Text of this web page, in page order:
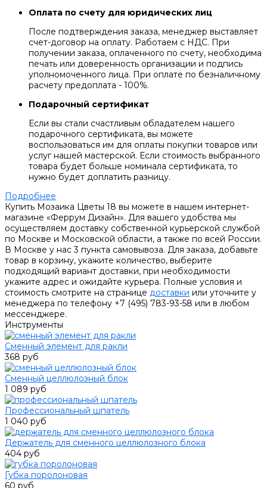
Оплата по счету для юридических лиц
После подтверждения заказа, менеджер выставляет
счет-договор на оплату. Работаем с НДС. При
получении заказа, оплаченного по счету, необходима
печать или доверенность организации и подпись
уполномоченного лица. При оплате по безналичному
расчету предоплата - 100%.
Подарочный сертификат
Если вы стали счастливым обладателем нашего
подарочного сертификата, вы можете
воспользоваться им для оплаты покупки товаров или
услуг нашей мастерской. Если стоимость выбранного
товара будет больше номинала сертификата, то
нужно будет доплатить разницу.
Подробнее
Купить Мозаика Цветы 18 вы можете в нашем интернет-
магазине «Феррум Дизайн». Для вашего удобства мы
осуществляем доставку собственной курьерской службой
по Москве и Московской области, а также по всей России.
В Москве у нас 3 пункта самовывоза. Для заказа, добавьте
товар в корзину, укажите количество, выберите
подходящий вариант доставки, при необходимости
укажите адрес и ожидайте курьера. Полные условия и
стоимость смотрите на странице доставки или уточните у
менеджера по телефону +7 (495) 783-93-58 или в любом
мессенджере.
Инструменты
Сменный элемент для ракли
368 руб
Сменный целлюлозный блок
1 089 руб
Профессиональный шпатель
1 040 руб
Держатель для сменного целлюлозного блока
404 руб
Губка поролоновая
60 руб